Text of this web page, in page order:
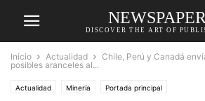
NEWSPAPER
DISCOVER THE ART OF
Inicio Actualidad
Chile, Perú y Canadá
posibles aranceles al...
Actualidad Minería Portada principal